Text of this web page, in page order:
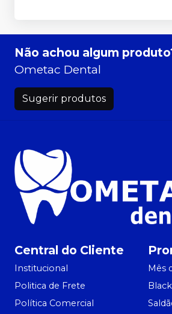
Não achou algum
Ometac Dental
Sugerir produtos
Central do Cliente
Institucional
Politica de Frete
Política Comercial
Mês